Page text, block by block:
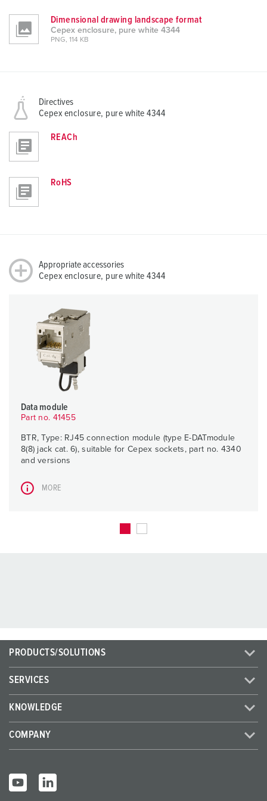
l
Dimensional drawing landscape format
Cepex enclosure, pure white 4344
PNG, 114 KB
Directives
Cepex enclosure, pure white 4344
REACh
RoHS
Appropriate accessories
Cepex enclosure, pure white 4344
Data module
Part no. 41455
BTR, Type: RJ45 connection module (type E-DATmodule
8(8) jack cat. 6), suitable for Cepex sockets, part no. 4340
and versions
MORE
PRODUCTS/SOLUTIONS
SERVICES
KNOWLEDGE
COMPANY